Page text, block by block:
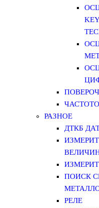
РАЗНОЕ
ДТКБ
ПОИСК
РЕЛЕ